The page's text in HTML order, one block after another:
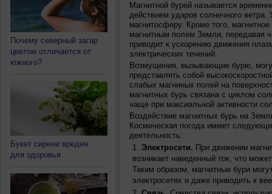
Почему северный загар
цветом отличается от
южного?
Букет сирени вреден
для здоровья
Магнитной бурей называется
действием ударов солнечного ветра.
магнитосферу. Кроме того,
магнитным полем Земли, передавая
приводит к ускорению движения
электрических течений.
Возмущения, вызывающие бурю,
представлять собой
слабых магниных полей на
магнитных бурь связана с циклом
чаще при максиальной активности
Воздействие магнитных бурь на
Космическая погода иммет
деятельность:
Электросети. При движении
возникает наведенный ток, что
Таким образом, магнитные бури
электросетях и даже приводить к